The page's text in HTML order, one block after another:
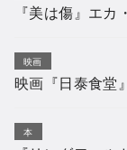
『美は傷』エカ
映画
映画『日泰食堂』
本